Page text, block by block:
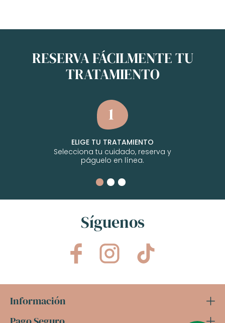
RESERVA FÁCILMENTE TU
TRATAMIENTO
ELIGE TU TRATAMIENTO
Selecciona tu cuidado, reserva y
páguelo en línea.
Síguenos
Información